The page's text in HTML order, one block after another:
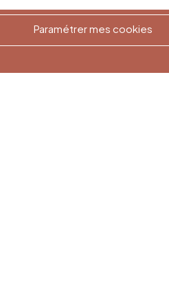
Inscription à la
Paramétrer mes cookies